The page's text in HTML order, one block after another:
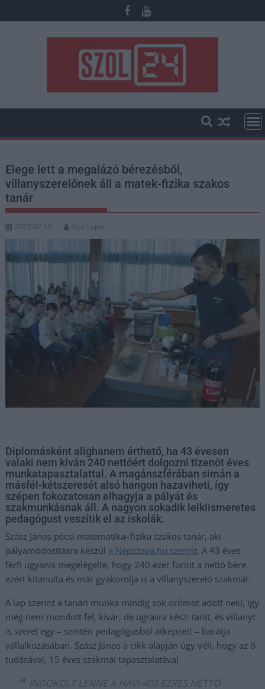
to
Elege lett a megalázó bérezésből,
villanyszerelőnek áll a matek-fizika szakos
tanár
2022.07.12. Kiss Lajos
Diplomásként alighanem érthető, ha 43 évesen
valaki nem kíván 240 nettóért dolgozni tizenöt éves
munkatapasztalattal. A magánszférában simán a
másfél-kétszeresét alsó hangon hazaviheti, így
szépen fokozatosan elhagyja a pályát és
szakmunkásnak áll. A nagyon sokadik lelkiismeretes
pedagógust veszítik el az iskolák.
Szász János pécsi matematika–fizika szakos tanár, aki
pályamódosításra készül a Népszava.hu szerint. A 43 éves
férfi ugyanis megelégelte, hogy 240 ezer forint a nettó bére,
ezért kitanulta és már gyakorolja is a villanyszerelő szakmát.
A lap szerint a tanári munka mindig sok örömöt adott neki, így
még nem mondott fel, kivár, de ugrásra kész: tanít, és villanyt
is szerel egy – szintén pedagógusból átképzett – barátja
vállalkozásában. Szász János a cikk alapján úgy véli, hogy az ő
tudásával, 15 éves szakmai tapasztalatával
INDOKOLT LENNE A HAVI 400 EZRES NETTÓ